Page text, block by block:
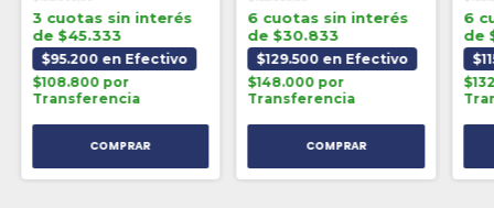
3 cuotas sin interés
de $45.333
$95.200 en Efectivo
$108.800 por
Transferencia
6 cuotas sin interés
de $30.833
$129.500 en Efectivo
$148.000 por
Transferencia
6
de